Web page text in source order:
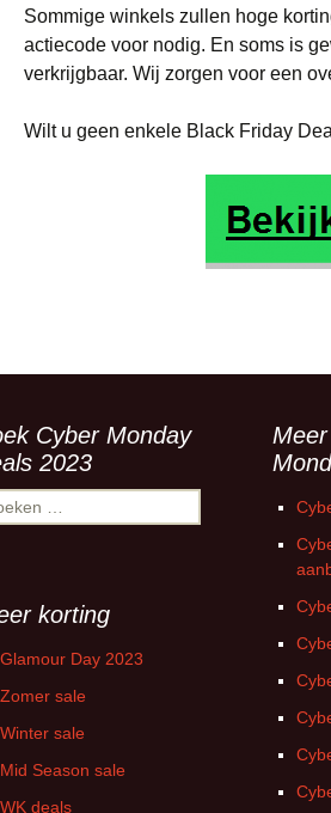
Sommige winkels zullen hoge
actiecode voor nodig. En soms is
verkrijgbaar. Wij zorgen voor een
Wilt u geen enkele Black Friday
Cyber Monday
2023
korting
Glamour Day 2023
Zomer sale
Winter sale
Mid Season sale
WK deals